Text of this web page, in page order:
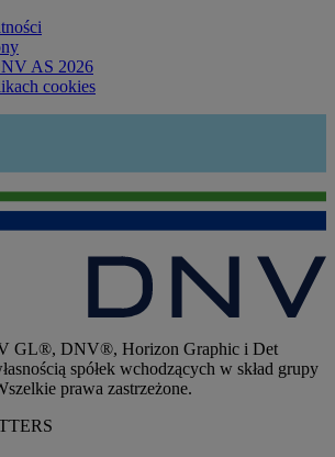
AS 2026
cookies
GL®, DNV®, Horizon Graphic i Det
spółek wchodzących w skład grupy
prawa zastrzeżone.